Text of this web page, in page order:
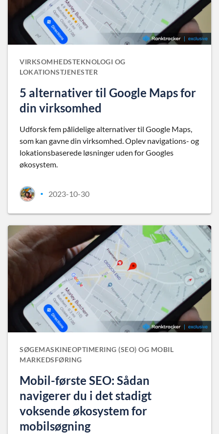
VIRKSOMHEDSTEKNOLOGI OG
LOKATIONSTJENESTER
5 alternativer til Google Maps for
din virksomhed
Udforsk fem pålidelige alternativer til Google Maps,
som kan gavne din virksomhed. Oplev navigations- og
lokationsbaserede løsninger uden for Googles
økosystem.
• 2023-10-30
SØGEMASKINEOPTIMERING (SEO) OG MOBIL
MARKEDSFØRING
Mobil-første SEO: Sådan
navigerer du i det stadigt
voksende økosystem for
mobilsøgning